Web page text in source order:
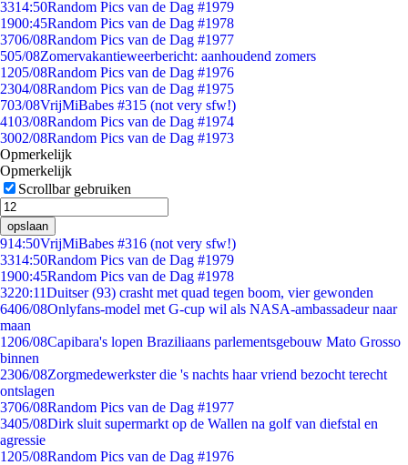
3314:50Random Pics van de Dag #1979
1900:45Random Pics van de Dag #1978
3706/08Random Pics van de Dag #1977
505/08Zomervakantieweerbericht: aanhoudend zomers
1205/08Random Pics van de Dag #1976
2304/08Random Pics van de Dag #1975
703/08VrijMiBabes #315 (not very sfw!)
4103/08Random Pics van de Dag #1974
3002/08Random Pics van de Dag #1973
Opmerkelijk
Opmerkelijk
Scrollbar gebruiken
opslaan
914:50VrijMiBabes #316 (not very sfw!)
3314:50Random Pics van de Dag #1979
1900:45Random Pics van de Dag #1978
3220:11Duitser (93) crasht met quad tegen boom, vier gewonden
6406/08Onlyfans-model met G-cup wil als NASA-ambassadeur naar
maan
1206/08Capibara's lopen Braziliaans parlementsgebouw Mato Grosso
binnen
2306/08Zorgmedewerkster die 's nachts haar vriend bezocht terecht
ontslagen
3706/08Random Pics van de Dag #1977
3405/08Dirk sluit supermarkt op de Wallen na golf van diefstal en
agressie
1205/08Random Pics van de Dag #1976